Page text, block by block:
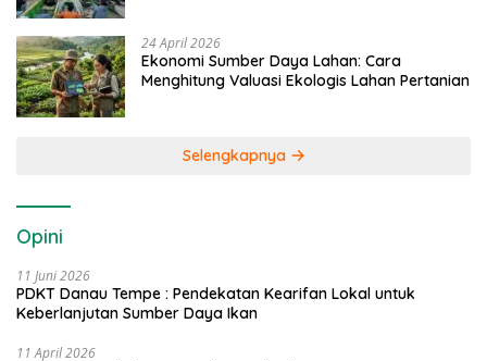
24 April 2026
Ekonomi Sumber Daya Lahan: Cara
Menghitung Valuasi Ekologis Lahan Pertanian
Selengkapnya
Opini
11 Juni 2026
PDKT Danau Tempe : Pendekatan Kearifan Lokal untuk
Keberlanjutan Sumber Daya Ikan
11 April 2026